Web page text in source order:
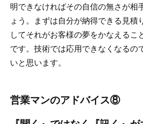
明できなければその自信の無さが相
ょう。まずは自分が納得できる見積
してそれがお客様の夢をかなえるこ
です。技術では応用できなくなるの
いと思います。
営業マンのアドバイス⑧